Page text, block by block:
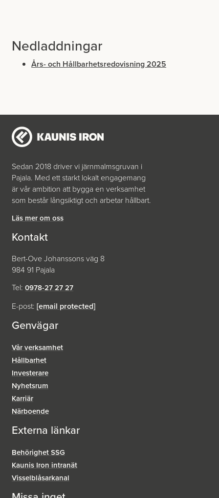
Nedladdningar
Års- och Hållbarhets­redovisning 2025
Sedan 2018 driver vi järnmalmsgruvan i
Pajala. Med ett starkt lokalt engagemang
är vår ambition att bygga en verksamhet
som består långsiktigt och arbetar hållbart.
Läs mer om oss
Kontakt
Bert-Ove Johanssons väg 8
984 91 Pajala
Tel: 0978-27 27 27
E-post: [email protected]
Genvägar
Vår verksamhet
Hållbarhet
Investerare
Nyhetsrum
Karriär
Närboende
Externa länkar
Behörighet SSG
Kaunis Iron intranät
Visselblåsar­kanal